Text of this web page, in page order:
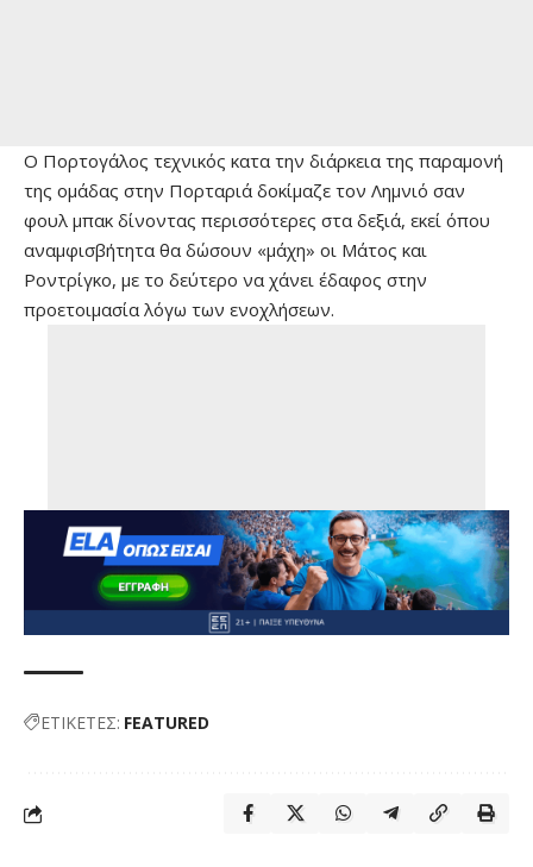
Ο Πορτογάλος τεχνικός κατα την διάρκεια της παραμονή
της ομάδας στην Πορταριά δοκίμαζε τον Λημνιό σαν
φουλ μπακ δίνοντας περισσότερες στα δεξιά, εκεί όπου
αναμφισβήτητα θα δώσουν «μάχη» οι Μάτος και
Ροντρίγκο, με το δεύτερο να χάνει έδαφος στην
προετοιμασία λόγω των ενοχλήσεων.
ΕΤΙΚΕΤΕΣ: FEATURED